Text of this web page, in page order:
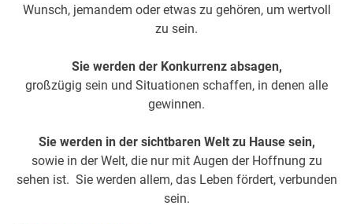
Wunsch, jemandem oder etwas zu gehören, um wertvoll
zu sein.
Sie werden der Konkurrenz absagen,
großzügig sein und Situationen schaffen, in denen alle
gewinnen.
Sie werden in der sichtbaren Welt zu Hause sein,
sowie in der Welt, die nur mit Augen der Hoffnung zu
sehen ist. Sie werden allem, das Leben fördert, verbunden
sein.